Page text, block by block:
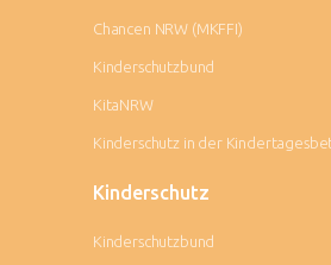
Chancen NRW (MKFFI)
Kinderschutzbund
KitaNRW
Kinderschutz in der
Kinderschutz
Kinderschutzbund